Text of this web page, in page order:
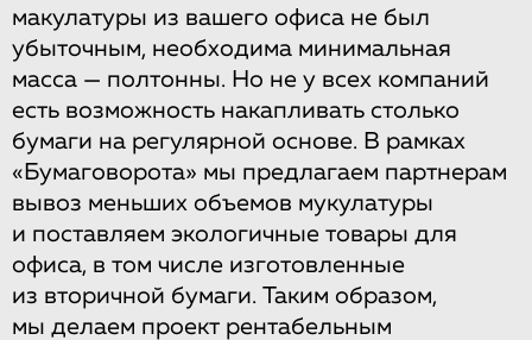
макулатуры из вашего офиса не был
убыточным, необходима минимальная
масса — полтонны. Но не у всех компаний
есть возможность накапливать столько
бумаги на регулярной основе. В рамках
«Бумаговорота» мы предлагаем партнерам
вывоз меньших объемов мукулатуры
и поставляем экологичные товары для
офиса, в том числе изготовленные
из вторичной бумаги. Таким образом,
мы делаем проект рентабельным